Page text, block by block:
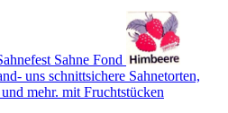
Sahne Fond
uns schnittsichere Sahnetorten,
mehr. mit Fruchtstücken